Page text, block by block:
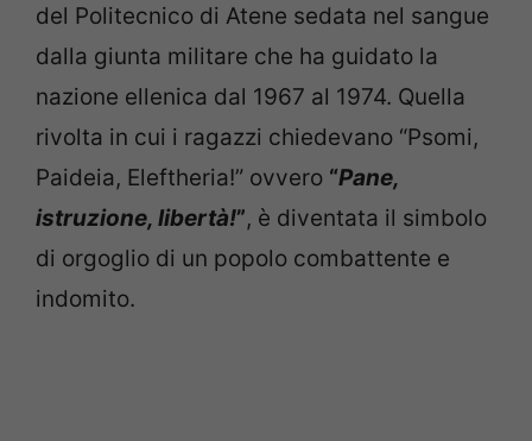
del Politecnico di Atene sedata nel sangue
dalla giunta militare che ha guidato la
nazione ellenica dal 1967 al 1974. Quella
rivolta in cui i ragazzi chiedevano “Psomi,
Paideia, Eleftheria!” ovvero “Pane,
istruzione, libertà!”, è diventata il simbolo
di orgoglio di un popolo combattente e
indomito.